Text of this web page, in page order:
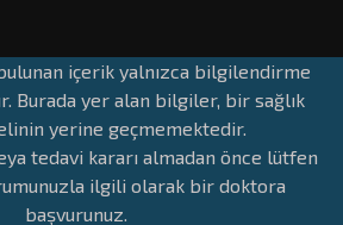
içerik yalnızca bilgilendirme
Burada yer alan bilgiler, bir sağlık
yerine geçmemektedir.
tedavi kararı almadan önce lütfen
ilgili olarak bir doktora
başvurunuz.